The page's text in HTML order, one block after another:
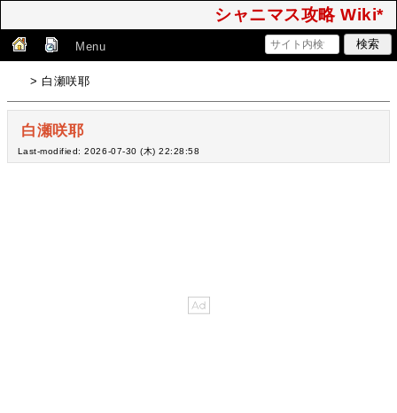
シャニマス攻略 Wiki*
Menu
> 白瀬咲耶
白瀬咲耶
Last-modified: 2026-07-30 (木) 22:28:58